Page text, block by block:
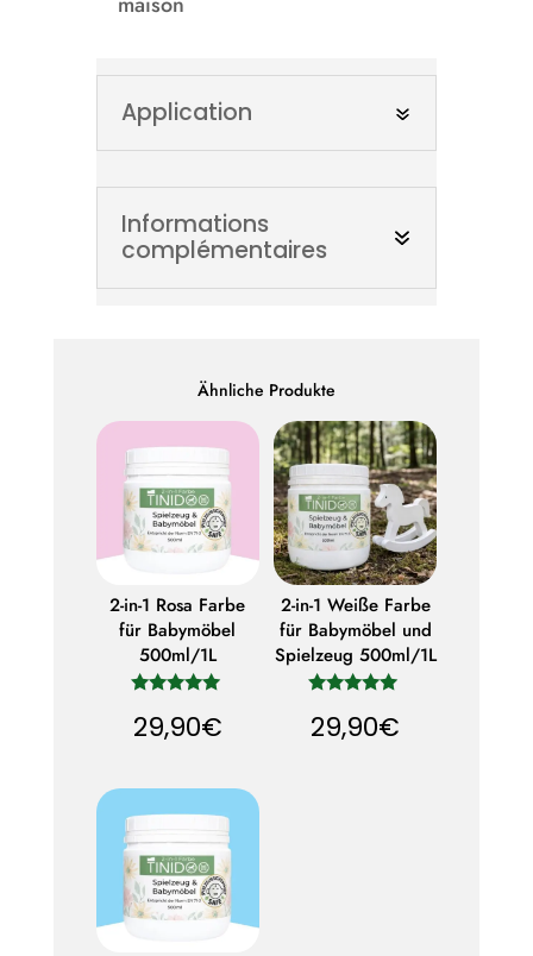
Application
Informations
complémentaires
Ähnliche Produkte
2-in-1 Rosa Farbe
für Babymöbel
500ml/1L
mit
5.00
29,90€
2-in-1 Weiße Farbe
für Babymöbel und
Spielzeug 500ml/1L
mit
5.00
29,90€